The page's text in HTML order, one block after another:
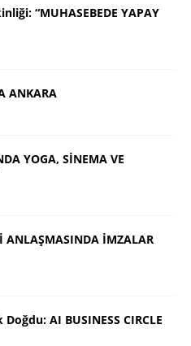
“MUHASEBEDE YAPAY
ANKARA
YOGA, SİNEMA VE
ANLAŞMASINDA İMZALAR
AI BUSINESS CIRCLE